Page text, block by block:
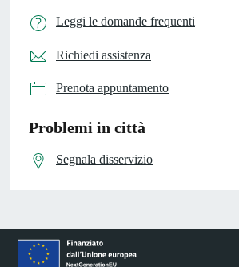
Leggi le domande frequenti
Richiedi assistenza
Prenota appuntamento
Problemi in città
Segnala disservizio